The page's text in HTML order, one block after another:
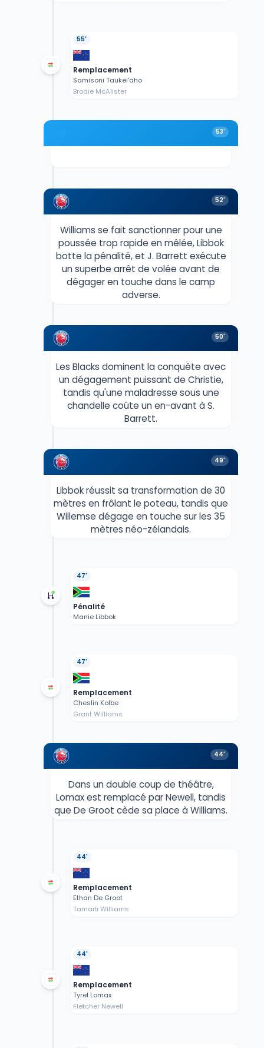
55'
Remplacement
Samisoni Taukei'aho
Brodie McAlister
53'
52'
Williams se fait sanctionner pour une
poussée trop rapide en mêlée, Libbok
botte la pénalité, et J. Barrett exécute
un superbe arrêt de volée avant de
dégager en touche dans le camp
adverse.
50'
Les Blacks dominent la conquête avec
un dégagement puissant de Christie,
tandis qu'une maladresse sous une
chandelle coûte un en-avant à S.
Barrett.
49'
Libbok réussit sa transformation de 30
mètres en frôlant le poteau, tandis que
Willemse dégage en touche sur les 35
mètres néo-zélandais.
47'
Pénalité
Manie Libbok
47'
Remplacement
Cheslin Kolbe
Grant Williams
44'
Dans un double coup de théâtre,
Lomax est remplacé par Newell, tandis
que De Groot cède sa place à Williams.
44'
Remplacement
Ethan De Groot
Tamaiti Williams
44'
Remplacement
Tyrel Lomax
Fletcher Newell